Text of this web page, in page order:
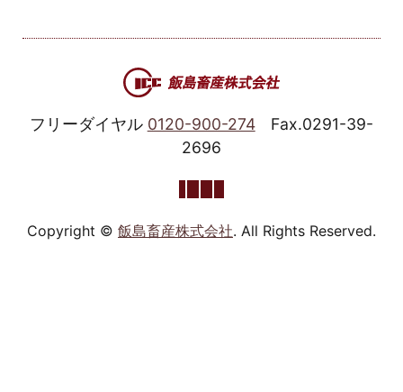
フリーダイヤル 0120-900-274
Fax.0291-39-
2696
Copyright © 飯島畜産株式会社. All Rights Reserved.